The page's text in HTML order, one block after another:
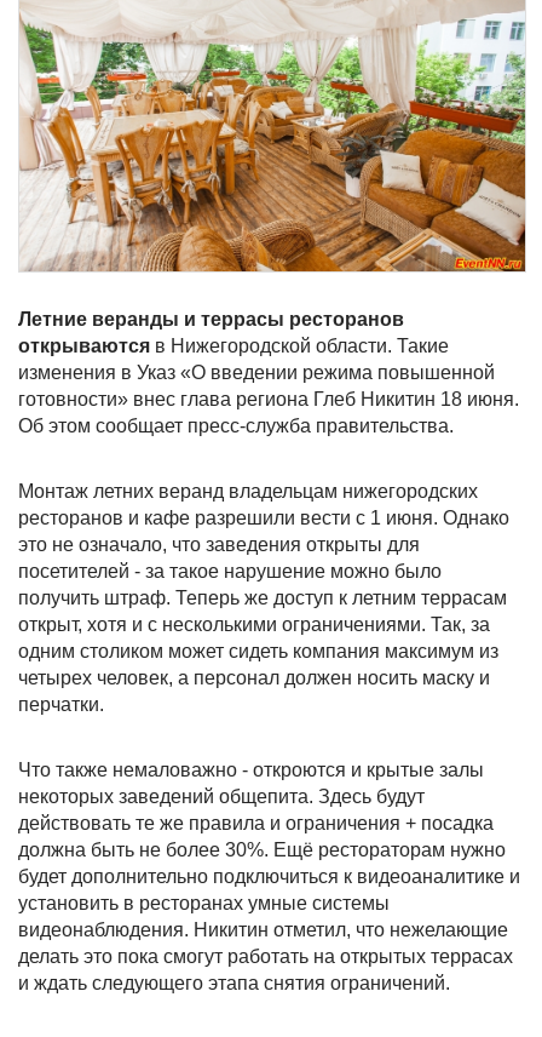
Летние веранды и террасы ресторанов
открываются в Нижегородской области. Такие
изменения в Указ «О введении режима повышенной
готовности» внес глава региона Глеб Никитин 18 июня.
Об этом сообщает пресс-служба правительства.
Монтаж летних веранд владельцам нижегородских
ресторанов и кафе разрешили вести с 1 июня. Однако
это не означало, что заведения открыты для
посетителей - за такое нарушение можно было
получить штраф. Теперь же доступ к летним террасам
открыт, хотя и с несколькими ограничениями. Так, за
одним столиком может сидеть компания максимум из
четырех человек, а персонал должен носить маску и
перчатки.
Что также немаловажно - откроются и крытые залы
некоторых заведений общепита. Здесь будут
действовать те же правила и ограничения + посадка
должна быть не более 30%. Ещё рестораторам нужно
будет дополнительно подключиться к видеоаналитике и
установить в ресторанах умные системы
видеонаблюдения. Никитин отметил, что нежелающие
делать это пока смогут работать на открытых террасах
и ждать следующего этапа снятия ограничений.